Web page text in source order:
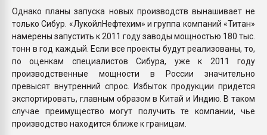
Однако планы запуска новых производств вынашивает не
только Сибур. «Лукойл­Нефтехим» и группа компаний «Титан»
намерены запустить к 2011 году заводы мощностью 180 тыс.
тонн в год каждый. Если все проекты будут реализованы, то,
по оценкам специалистов Сибура, уже к 2011 году
производственные мощности в России значительно
превысят внутренний спрос. Избыток продукции придется
экспортировать, главным образом в Китай и Индию. В таком
случае преимущество могут получить те компании, чье
производство находится ближе к границам.